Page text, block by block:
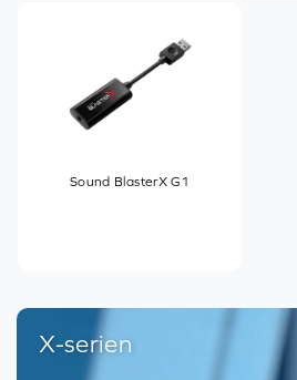
Sound BlasterX G1
X-serien